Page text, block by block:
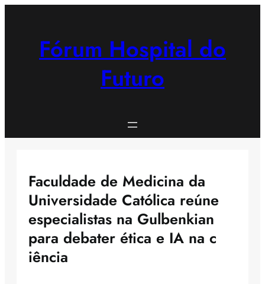
Fórum Hospital do
Futuro
Faculdade de Medicina da
Universidade Católica reúne
especialistas na Gulbenkian
para debater ética e IA na c
iência